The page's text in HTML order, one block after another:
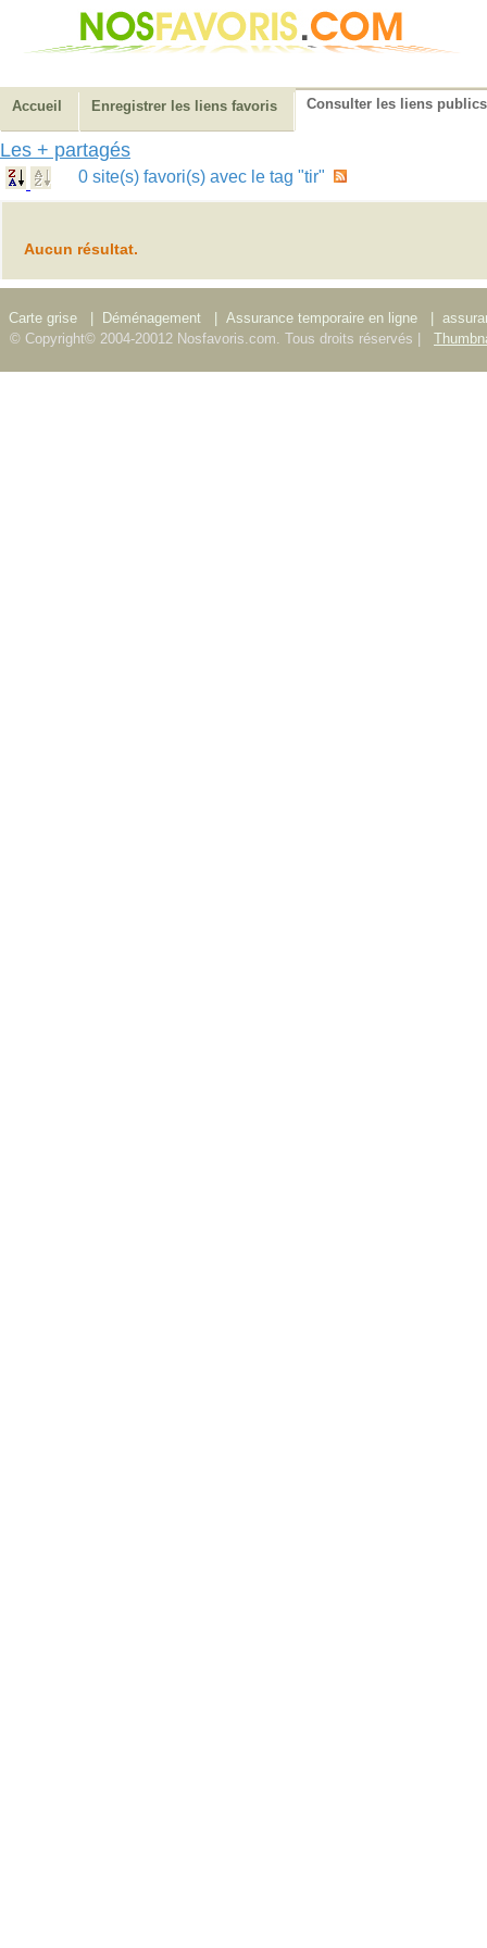
Accueil Enregistrer les liens favoris Consulter les liens publics
Les + partagés
0 site(s) favori(s) avec le tag "tir"
Aucun résultat.
Carte grise Déménagement Assurance temporaire en ligne
© Copyright© 2004-20012 Nosfavoris.com. Tous droits réservés |